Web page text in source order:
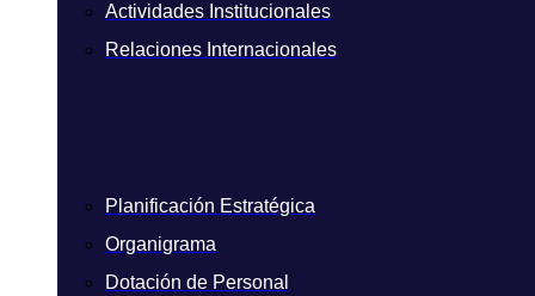
Actividades Institucionales
Relaciones Internacionales
Planificación Estratégica
Organigrama
Dotación de Personal